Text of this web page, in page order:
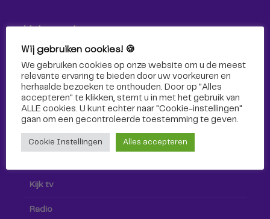
Volg ons!
Volg Omroep Tilburg niet alleen hier, maar ook via social
media!
Kijk tv
Radio
Wij gebruiken cookies! 🍪
We gebruiken cookies op onze website om u de meest
relevante ervaring te bieden door uw voorkeuren en
herhaalde bezoeken te onthouden. Door op "Alles
accepteren" te klikken, stemt u in met het gebruik van
ALLE cookies. U kunt echter naar "Cookie-instellingen"
gaan om een ​​gecontroleerde toestemming te geven.
Cookie Instellingen Alles accepteren